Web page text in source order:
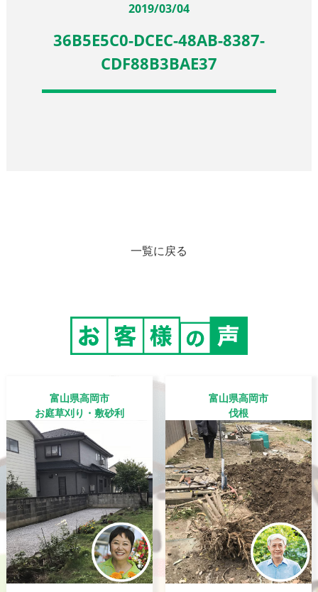
2019/03/04
36B5E5C0-DCEC-48AB-8387-
CDF88B3BAE37
一覧に戻る
富山県高岡市
お庭草刈り・敷砂利
富山県高岡市
伐根